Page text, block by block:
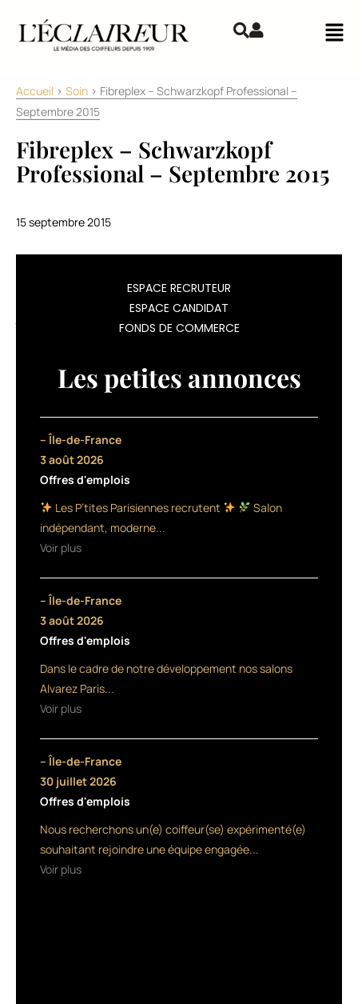
Accueil > Soin > Fibreplex – Schwarzkopf Professional –
Septembre 2015
Fibreplex – Schwarzkopf
Professional – Septembre 2015
15 septembre 2015
solutions
réparatrices
mettre
œuvre
après
techniques,
pour
réparer
cheveux
abîmés,
Schwarzkopf
Professional
lance
septembre
service
permet
ESPACE RECRUTEUR
ESPACE CANDIDAT
FONDS DE COMMERCE
Les petites annonces
– Île-de-France
3 août 2026
Offres d'emplois
Les P’tites Parisiennes recrutent
Salon
indépendant, moderne...
Voir plus
– Île-de-France
3 août 2026
Offres d'emplois
Dans le cadre de notre développement nos salons
Alvarez Paris...
Voir plus
– Île-de-France
30 juillet 2026
Offres d'emplois
Nous recherchons un(e) coiffeur(se) expérimenté(e)
souhaitant rejoindre une équipe engagée...
Voir plus